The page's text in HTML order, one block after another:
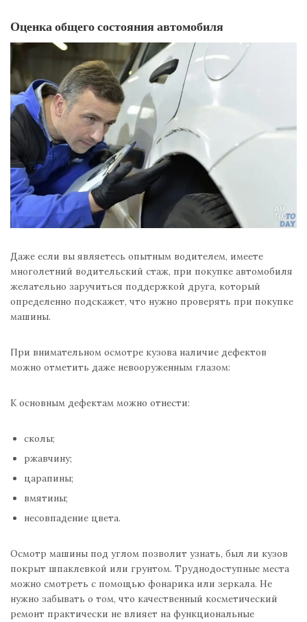
Оценка общего состояния автомобиля
Даже если вы являетесь опытным водителем, имеете
многолетний водительский стаж, при покупке автомобиля
желательно заручиться поддержкой друга, который
определенно подскажет, что нужно проверять при покупке
машины.
При внимательном осмотре кузова наличие дефектов
можно отметить даже невооруженным глазом:
К основным дефектам можно отнести:
сколы;
ржавчину;
царапины;
вмятины;
несовпадение цвета.
Осмотр машины под углом позволит узнать, был ли кузов
покрыт шпаклевкой или грунтом. Труднодоступные места
можно смотреть с помощью фонарика или зеркала. Не
нужно забывать о том, что качественный косметический
ремонт практически не влияет на функциональные